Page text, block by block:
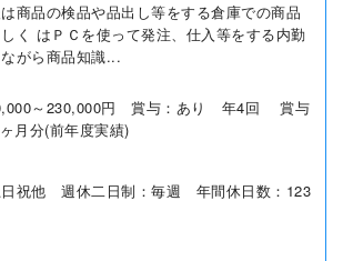
商品の検品や品出し等をする倉庫での商品
く はＰＣを使って発注、仕入等をする内勤
がら商品知識...
～230,000円 賞与：あり 年4回 賞与
月分(前年度実績)
日祝他 週休二日制：毎週 年間休日数：123